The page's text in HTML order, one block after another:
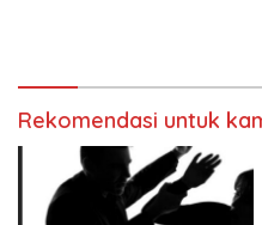
Rekomendasi untuk